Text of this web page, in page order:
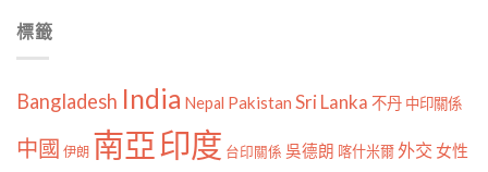
標籤
Bangladesh India Nepal Pakistan Sri Lanka 不丹 中印關係
中國 伊朗 南亞印度 台印關係 吳德朗 喀什米爾外交 女性